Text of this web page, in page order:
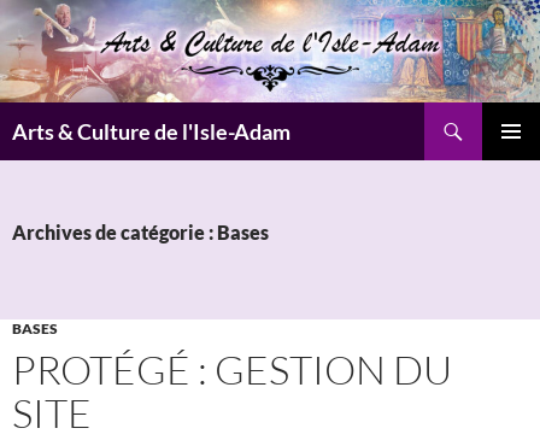
Aller
au
contenu
Arts & Culture de l'Isle-Adam
Archives de catégorie : Bases
BASES
PROTÉGÉ : GESTION DU
SITE